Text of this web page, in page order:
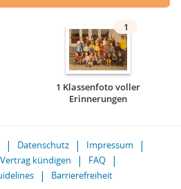
1
1 Klassenfoto voller
Erinnerungen
Datenschutz
Impressum
Vertrag kündigen
FAQ
Barrierefreiheit